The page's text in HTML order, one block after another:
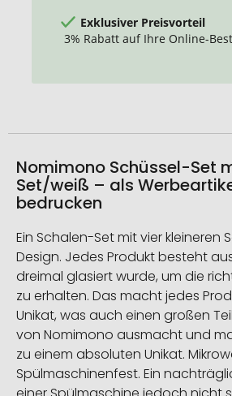
Exklusiver Preisvorteil
3% Rabatt auf Ihre Online-
Nomimono Schüssel-Set
Set/weiß – als
bedrucken
Ein Schalen-Set mit vier kleineren
Design. Jedes Produkt besteht
dreimal glasiert wurde, um die
zu erhalten. Das macht jedes
Unikat, was auch einen großen
von Nomimono ausmacht und
zu einem absoluten Unikat.
Spülmaschinenfest. Ein